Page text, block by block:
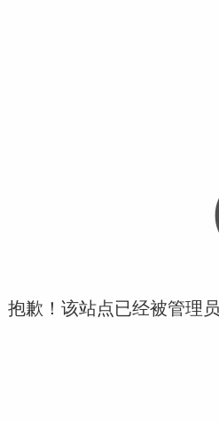
抱歉！该站点已经被管理